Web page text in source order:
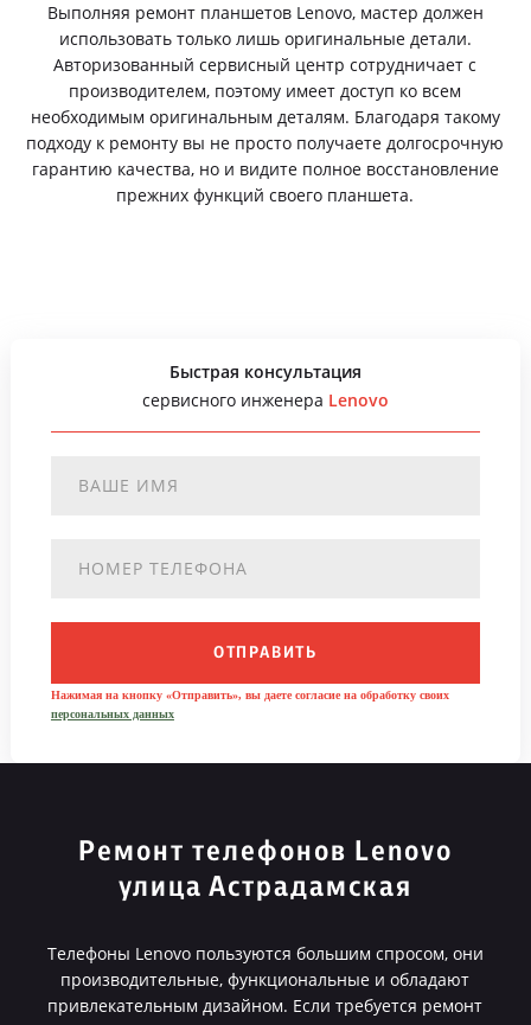
Выполняя ремонт планшетов Lenovo, мастер должен
использовать только лишь оригинальные детали.
Авторизованный сервисный центр сотрудничает с
производителем, поэтому имеет доступ ко всем
необходимым оригинальным деталям. Благодаря такому
подходу к ремонту вы не просто получаете долгосрочную
гарантию качества, но и видите полное восстановление
прежних функций своего планшета.
Быстрая консультация
сервисного инженера Lenovo
ОТПРАВИТЬ
Нажимая на кнопку «Отправить», вы даете согласие на обработку своих
персональных данных
Ремонт телефонов Lenovo
улица Астрадамская
Телефоны Lenovo пользуются большим спросом, они
производительные, функциональные и обладают
привлекательным дизайном. Если требуется ремонт